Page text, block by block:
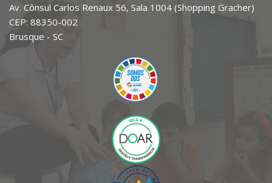
Av. Cônsul Carlos Renaux 56, Sala 1004 (Shopping Gracher)
CEP: 88350-002
Brusque - SC